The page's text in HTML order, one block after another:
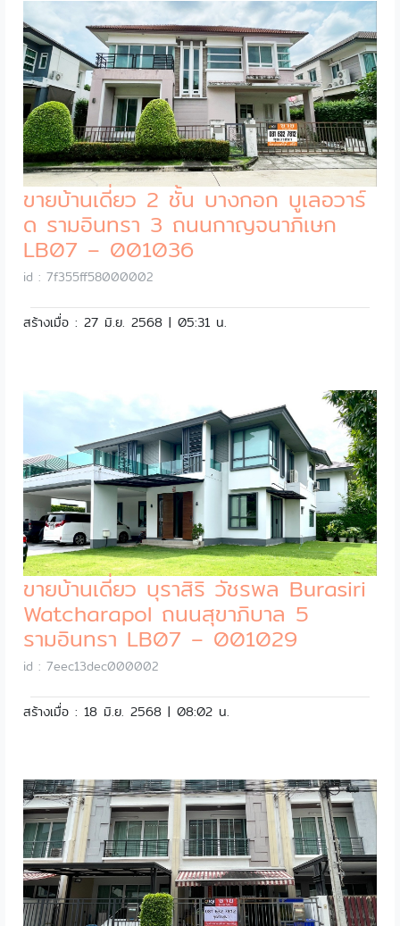
ขายบ้านเดี่ยว 2 ชั้น บางกอก บูเลอวาร์
ด รามอินทรา 3 ถนนกาญจนาภิเษก
LB07 – 001036
id : 7f355ff58000002
สร้างเมื่อ : 27 มิ.ย. 2568 | 05:31 น.
ขายบ้านเดี่ยว บุราสิริ วัชรพล Burasiri
Watcharapol ถนนสุขาภิบาล 5
รามอินทรา LB07 – 001029
id : 7eec13dec000002
สร้างเมื่อ : 18 มิ.ย. 2568 | 08:02 น.